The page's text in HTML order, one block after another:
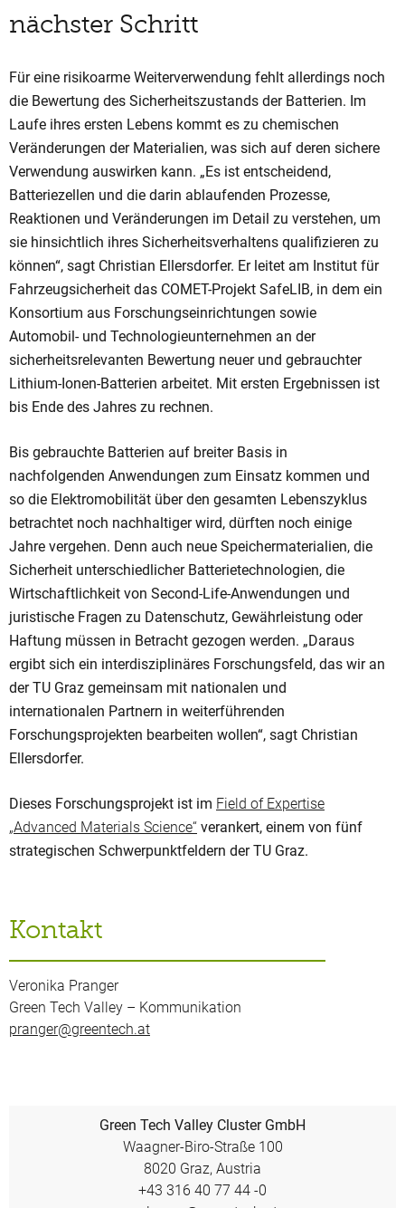
nächster Schritt
Für eine risikoarme Weiterverwendung fehlt allerdings noch
die Bewertung des Sicherheitszustands der Batterien. Im
Laufe ihres ersten Lebens kommt es zu chemischen
Veränderungen der Materialien, was sich auf deren sichere
Verwendung auswirken kann. „Es ist entscheidend,
Batteriezellen und die darin ablaufenden Prozesse,
Reaktionen und Veränderungen im Detail zu verstehen, um
sie hinsichtlich ihres Sicherheitsverhaltens qualifizieren zu
können“, sagt Christian Ellersdorfer. Er leitet am Institut für
Fahrzeugsicherheit das COMET-Projekt SafeLIB, in dem ein
Konsortium aus Forschungseinrichtungen sowie
Automobil- und Technologieunternehmen an der
sicherheitsrelevanten Bewertung neuer und gebrauchter
Lithium-Ionen-Batterien arbeitet. Mit ersten Ergebnissen ist
bis Ende des Jahres zu rechnen.
Bis gebrauchte Batterien auf breiter Basis in
nachfolgenden Anwendungen zum Einsatz kommen und
so die Elektromobilität über den gesamten Lebenszyklus
betrachtet noch nachhaltiger wird, dürften noch einige
Jahre vergehen. Denn auch neue Speichermaterialien, die
Sicherheit unterschiedlicher Batterietechnologien, die
Wirtschaftlichkeit von Second-Life-Anwendungen und
juristische Fragen zu Datenschutz, Gewährleistung oder
Haftung müssen in Betracht gezogen werden. „Daraus
ergibt sich ein interdisziplinäres Forschungsfeld, das wir an
der TU Graz gemeinsam mit nationalen und
internationalen Partnern in weiterführenden
Forschungsprojekten bearbeiten wollen“, sagt Christian
Ellersdorfer.
Dieses Forschungsprojekt ist im Field of Expertise
„Advanced Materials Science“ verankert, einem von fünf
strategischen Schwerpunktfeldern der TU Graz.
Kontakt
Veronika Pranger
Green Tech Valley – Kommunikation
pranger@greentech.at
Green Tech Valley Cluster GmbH
Waagner-Biro-Straße 100
8020 Graz, Austria
+43 316 40 77 44 -0